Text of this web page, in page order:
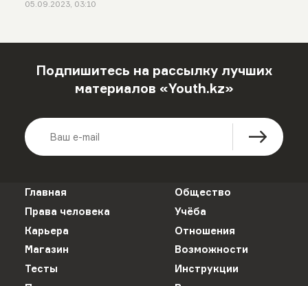
05.09.2023, 03:10
Подпишитесь на рассылку лучших
материалов «Youth.kz»
Главная
Общество
Права человека
Учёба
Карьера
Отношения
Магазин
Возможности
Тесты
Инструкции